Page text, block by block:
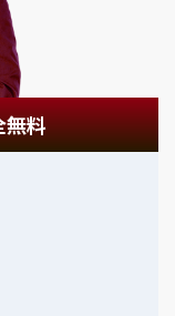
無料